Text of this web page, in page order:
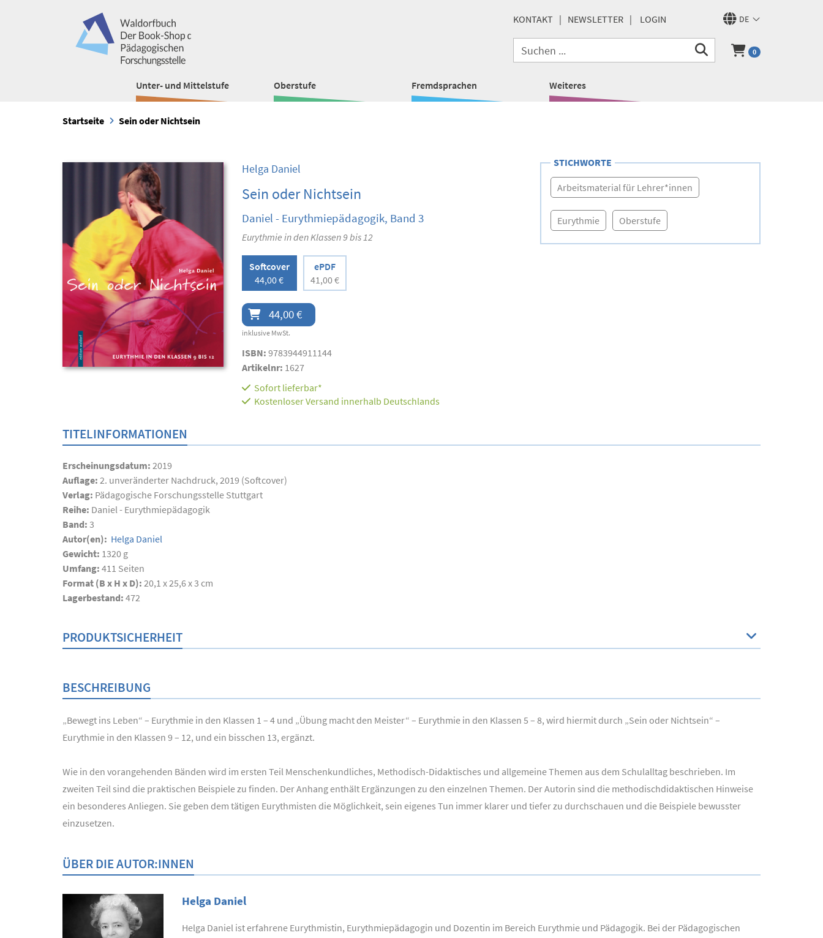
DE
KONTAKT NEWSLETTER LOGIN
0
Unter- und Mittelstufe Oberstufe Fremdsprachen Weiteres
Startseite Sein oder Nichtsein
Helga Daniel
Sein oder Nichtsein
Daniel - Eurythmiepädagogik, Band 3
Eurythmie in den Klassen 9 bis 12
Softcover
44,00 €
ePDF
41,00 €
44,00 €
inklusive MwSt.
ISBN: 9783944911144
Artikelnr: 1627
Sofort lieferbar*
Kostenloser Versand innerhalb Deutschlands
STICHWORTE
Arbeitsmaterial für Lehrer*innen
Eurythmie Oberstufe
TITELINFORMATIONEN
Erscheinungsdatum: 2019
Auflage: 2. unveränderter Nachdruck, 2019 (Softcover)
Verlag: Pädagogische Forschungsstelle Stuttgart
Reihe: Daniel - Eurythmiepädagogik
Band: 3
Autor(en): Helga Daniel
Gewicht: 1320 g
Umfang: 411 Seiten
Format (B x H x D): 20,1 x 25,6 x 3 cm
Lagerbestand: 472
PRODUKTSICHERHEIT
BESCHREIBUNG
„Bewegt ins Leben“ – Eurythmie in den Klassen 1 – 4 und „Übung macht den Meister“ – Eurythmie in den Klassen 5 – 8, wird hiermit durch „Sein oder Nichtsein“ –
Eurythmie in den Klassen 9 – 12, und ein bisschen 13, ergänzt.
Wie in den vorangehenden Bänden wird im ersten Teil Menschenkundliches, Methodisch-Didaktisches und allgemeine Themen aus dem Schulalltag beschrieben. Im
zweiten Teil sind die praktischen Beispiele zu finden. Der Anhang enthält Ergänzungen zu den einzelnen Themen. Der Autorin sind die methodischdidaktischen Hinweise
ein besonderes Anliegen. Sie geben dem tätigen Eurythmisten die Möglichkeit, sein eigenes Tun immer klarer und tiefer zu durchschauen und die Beispiele bewusster
einzusetzen.
ÜBER DIE AUTOR:INNEN
Helga Daniel
Helga Daniel ist erfahrene Eurythmistin, Eurythmiepädagogin und Dozentin im Bereich Eurythmie und Pädagogik. Bei der Pädagogischen